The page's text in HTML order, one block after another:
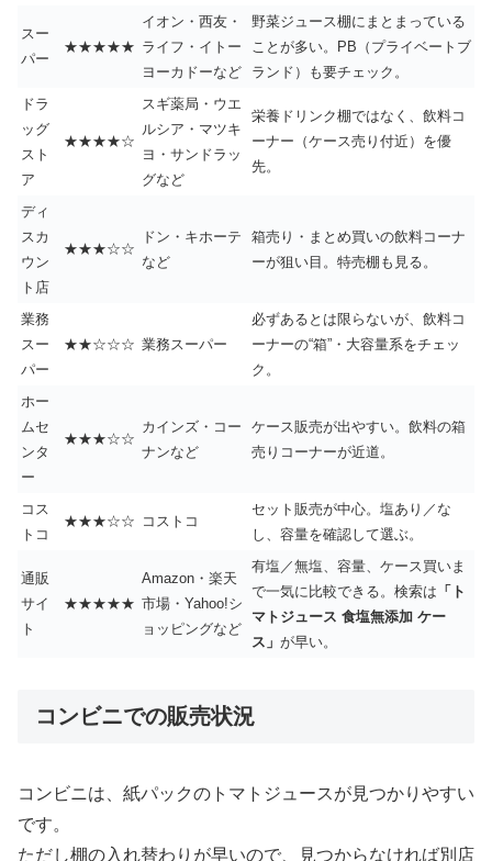
スー
パー
★★★★★
イオン・西友・
ライフ・イトー
ヨーカドーなど
野菜ジュース棚にまとまっている
ことが多い。PB（プライベートブ
ランド）も要チェック。
ドラ
ッグ
スト
ア
★★★★☆
スギ薬局・ウエ
ルシア・マツキ
ヨ・サンドラッ
グなど
栄養ドリンク棚ではなく、飲料コ
ーナー（ケース売り付近）を優
先。
ディ
スカ
ウン
ト店
★★★☆☆
ドン・キホーテ
など
箱売り・まとめ買いの飲料コーナ
ーが狙い目。特売棚も見る。
業務
スー
パー
★★☆☆☆ 業務スーパー
必ずあるとは限らないが、飲料コ
ーナーの“箱”・大容量系をチェッ
ク。
ホー
ムセ
ンタ
ー
★★★☆☆
カインズ・コー
ナンなど
ケース販売が出やすい。飲料の箱
売りコーナーが近道。
コス
トコ
★★★☆☆ コストコ
セット販売が中心。塩あり／な
し、容量を確認して選ぶ。
通販
サイ
ト
★★★★★
Amazon・楽天
市場・Yahoo!シ
ョッピングなど
有塩／無塩、容量、ケース買いま
で一気に比較できる。検索は 「ト
マトジュース 食塩無添加 ケー
ス」 が早い。
コンビニでの販売状況
コンビニは、紙パックのトマトジュースが見つかりやすい
です。
ただし棚の入れ替わりが早いので、見つからなければ別店